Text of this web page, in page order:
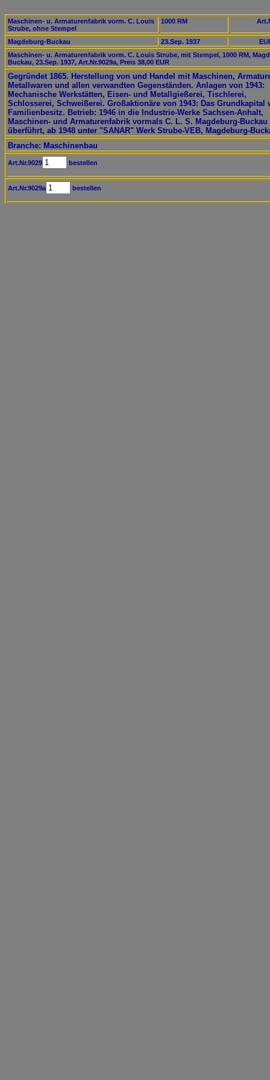
Maschinen- u. Armaturenfabrik vorm. C. Louis
Strube, ohne Stempel
1000 RM
Magdeburg-Buckau 23.Sep. 1937
Maschinen- u. Armaturenfabrik vorm. C. Louis Strube, mit Stempel, 1000 RM,
Buckau, 23.Sep. 1937, Art.Nr.9029a, Preis 38,00 EUR
Gegründet 1865. Herstellung von und Handel mit Maschinen,
Metallwaren und allen verwandten Gegenständen. Anlagen von 1943:
Mechanische Werkstätten, Eisen- und Metallgießerei, Tischlerei,
Schlosserei, Schweißerei. Großaktionäre von 1943: Das Grundkapital
Familienbesitz. Betrieb: 1946 in die Industrie-Werke Sachsen-Anhalt,
Maschinen- und Armaturenfabrik vormals C. L. S. Magdeburg-Buckau
überführt, ab 1948 unter "SANAR" Werk Strube-VEB, Magdeburg-
Branche: Maschinenbau
Art.Nr.9029 bestellen
Art.Nr.9029a bestellen